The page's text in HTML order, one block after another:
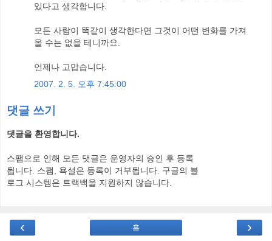
있다고 생각합니다.
모든 사람이 똑같이 생각한다면 그것이 어떤 변화를 가져
올 수는 없을 테니까요.
언제나 고맙습니다.
2007. 2. 5. 오후 7:45:00
댓글 쓰기
댓글을 환영합니다.
스팸으로 인해 모든 댓글은 운영자의 승인 후 등록
됩니다. 스팸, 욕설은 등록이 거부됩니다. 구글의 블
로그 시스템은 트랙백을 지원하지 않습니다.
‹ ›
홈